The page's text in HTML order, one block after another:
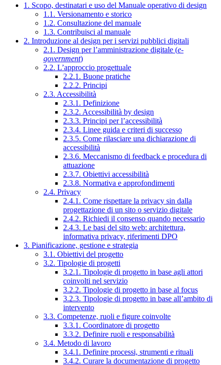
1. Scopo, destinatari e uso del Manuale operativo di design
1.1. Versionamento e storico
1.2. Consultazione del manuale
1.3. Contribuisci al manuale
2. Introduzione al design per i servizi pubblici digitali
2.1. Design per l’amministrazione digitale (e-
government)
2.2. L’approccio progettuale
2.2.1. Buone pratiche
2.2.2. Principi
2.3. Accessibilità
2.3.1. Definizione
2.3.2. Accessibilità by design
2.3.3. Principi per l’accessibilità
2.3.4. Linee guida e criteri di successo
2.3.5. Come rilasciare una dichiarazione di
accessibilità
2.3.6. Meccanismo di feedback e procedura di
attuazione
2.3.7. Obiettivi accessibilità
2.3.8. Normativa e approfondimenti
2.4. Privacy
2.4.1. Come rispettare la privacy sin dalla
progettazione di un sito o servizio digitale
2.4.2. Richiedi il consenso quando necessario
2.4.3. Le basi del sito web: architettura,
informativa privacy, riferimenti DPO
3. Pianificazione, gestione e strategia
3.1. Obiettivi del progetto
3.2. Tipologie di progetti
3.2.1. Tipologie di progetto in base agli attori
coinvolti nel servizio
3.2.2. Tipologie di progetto in base al focus
3.2.3. Tipologie di progetto in base all’ambito di
intervento
3.3. Competenze, ruoli e figure coinvolte
3.3.1. Coordinatore di progetto
3.3.2. Definire ruoli e responsabilità
3.4. Metodo di lavoro
3.4.1. Definire processi, strumenti e rituali
3.4.2. Curare la documentazione di progetto